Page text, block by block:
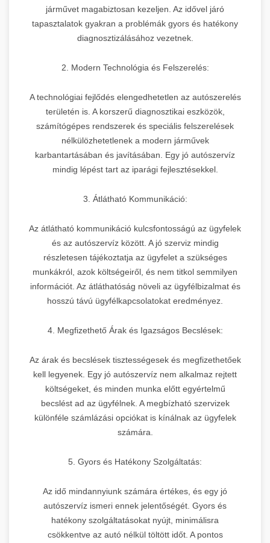
járművet magabiztosan kezeljen. Az idővel járó
tapasztalatok gyakran a problémák gyors és hatékony
diagnosztizálásához vezetnek.
2. Modern Technológia és Felszerelés:
A technológiai fejlődés elengedhetetlen az autószerelés
területén is. A korszerű diagnosztikai eszközök,
számítógépes rendszerek és speciális felszerelések
nélkülözhetetlenek a modern járművek
karbantartásában és javításában. Egy jó autószervíz
mindig lépést tart az iparági fejlesztésekkel.
3. Átlátható Kommunikáció:
Az átlátható kommunikáció kulcsfontosságú az ügyfelek
és az autószervíz között. A jó szerviz mindig
részletesen tájékoztatja az ügyfelet a szükséges
munkákról, azok költségeiről, és nem titkol semmilyen
információt. Az átláthatóság növeli az ügyfélbizalmat és
hosszú távú ügyfélkapcsolatokat eredményez.
4. Megfizethető Árak és Igazságos Becslések:
Az árak és becslések tisztességesek és megfizethetőek
kell legyenek. Egy jó autószervíz nem alkalmaz rejtett
költségeket, és minden munka előtt egyértelmű
becslést ad az ügyfélnek. A megbízható szervizek
különféle számlázási opciókat is kínálnak az ügyfelek
számára.
5. Gyors és Hatékony Szolgáltatás:
Az idő mindannyiunk számára értékes, és egy jó
autószervíz ismeri ennek jelentőségét. Gyors és
hatékony szolgáltatásokat nyújt, minimálisra
csökkentve az autó nélkül töltött időt. A pontos